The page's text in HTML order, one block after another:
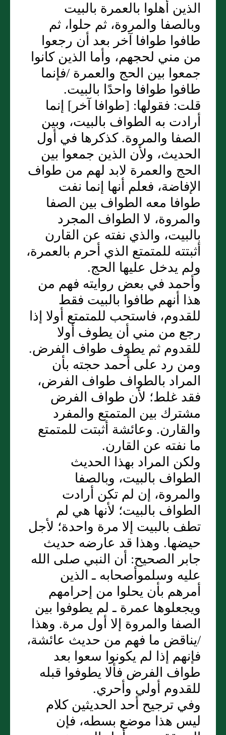
الذين أهلوا بالعمرة بالبيت
وبالصفا والمروة، ثم حلوا، ثم
طافوا طوافا آخر بعد أن رجعوا
من مني لحجهم، وأما الذين كانوا
جمعوا بين الحج والعمرة /فإنما
طافوا طوافا واحدًا بالبيت‏.‏
قلت‏:‏ فقولها‏:‏ ‏[‏طوافا آخر‏]‏ إنما
أرادت به الطواف بالبيت، وبين
الصفا والمروة‏.‏ كذكرها في أول
الحديث، ولأن الذين جمعوا بين
الحج والعمرة لابد لهم من طواف
الإفاضة، فعلم أنها إنما نفت
طوافا معه الطواف بين الصفا
والمروة، لا الطواف المجرد
بالبيت، والذي نفته عن القارن
أثبتته للمتمتع الذي أحرم بالعمرة،
ولم يدخل عليها الحج‏.‏
وأحمد في بعض روايته فهم من
هذا أنهم طافوا بالبيت فقط
للقدوم، فاستحب للمتمتع أولا إذا
رجع من مني أن يطوف أولا
للقدوم ثم يطوف طواف الفرض‏.‏
ومن رد على أحمد حجته بأن
المراد بالطواف طواف الفرض،
فقد غلط؛ لأن طواف الفرض
مشترك بين المتمتع والمفرد
والقارن‏.‏ وعائشة أثبتت للمتمتع
ما نفته عن القارن‏.‏
ولكن المراد بهذا الحديث
الطواف بالبيت، وبالصفا
والمروة، إن لم تكن أرادت
الطواف بالبيت؛ لأنها هي لم
تطف بالبيت إلا مرة واحدة؛ لأجل
حيضها‏.‏ وهذا قد عارضه حديث
جابر الصحيح‏:‏ أن النبي صلى الله
عليه وسلموأصحابه ـ الذين
أمرهم بأن يحلوا من إحرامهم
ويجعلوها عمرة ـ لم يطوفوا بين
الصفا والمروة إلا أول مرة‏.‏ وهذا
/يناقض ما فهم من حديث عائشة،
فإنهم إذا لم يكونوا سعوا بعد
طواف الفرض فألا يطوفوا قبله
للقدوم أولي وأحري‏.‏
وفي ترجيح أحد الحديثين كلام
ليس هذا موضع بسطه، فإن